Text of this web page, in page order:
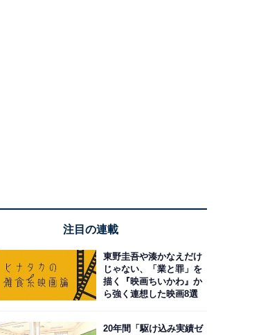
注目の連載
東野圭吾や湊かなえだけ
じゃない、「業と罪」を
描く『映画ちいかわ』か
ら強く連想した映画8選
20年間「駆け込み実績ゼ